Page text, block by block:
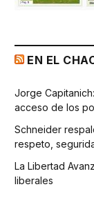
EN EL
Jorge
acceso de los
Schneider
respeto,
La Libertad
liberales